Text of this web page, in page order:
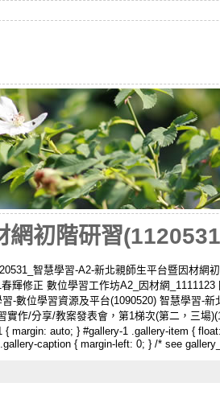
網初階研習
智慧學習-A2-新北親師生平台暨因材網
輝修正 數位學習工作坊A2_因材網
-數位學習資源及平台(1090520) 智慧學習-
作/分享/教案發表會，第1梯次(第二，三場
margin: auto; } #gallery-1 .gallery-item {
caption { margin-left: 0; } /* see